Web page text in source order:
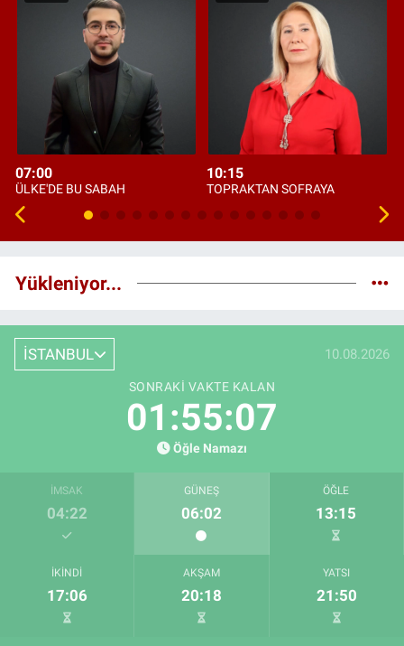
07:00
ÜLKE'DE BU SABAH
10:15
TOPRAKTAN SOFRAYA
Yükleniyor...
İSTANBUL 10.08.2026
SONRAKI VAKTE KALAN
01:55:06
Öğle Namazı
İMSAK
04:22
GÜNEŞ
06:02
ÖĞLE
13:15
İKINDI
17:06
AKŞAM
20:18
YATSI
21:50